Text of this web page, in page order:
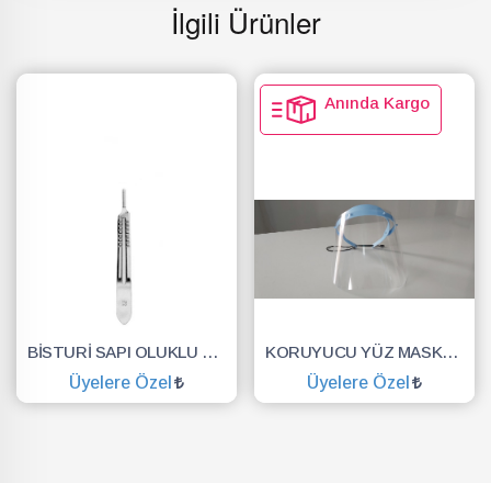
İlgili Ürünler
BİSTURİ SAPI OLUKLU NO.3
Üyelere Özel
Anında Kargo
KORUYUCU YÜZ MASKESİ SİPERLİK.YÜZ KALKANI.DENTAL MASKE
Üyelere Özel